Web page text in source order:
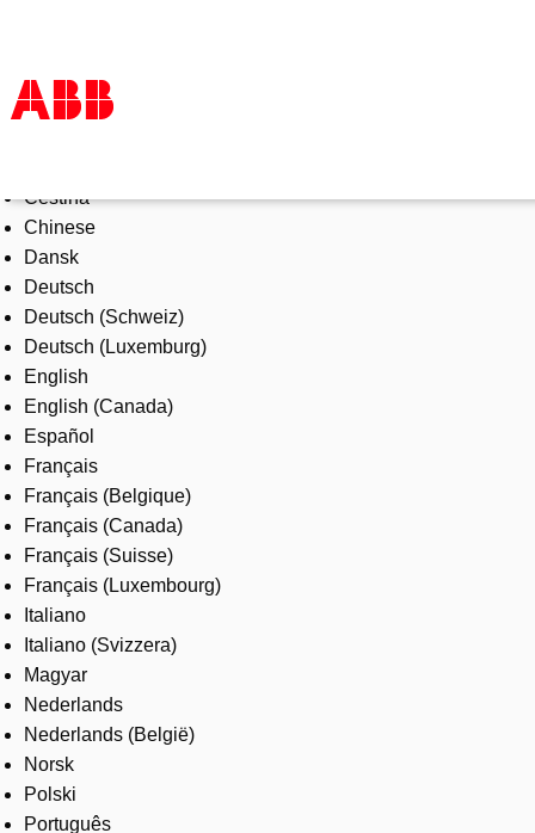
Products & Solutions
Industries
Services
About us
Where to buy
Contact us
Careers
Čeština
Chinese
Dansk
Deutsch
Deutsch (Schweiz)
Deutsch (Luxemburg)
English
English (Canada)
Español
Français
Français (Belgique)
Français (Canada)
Français (Suisse)
Français (Luxembourg)
Italiano
Italiano (Svizzera)
Magyar
Nederlands
Nederlands (België)
Norsk
Polski
Português